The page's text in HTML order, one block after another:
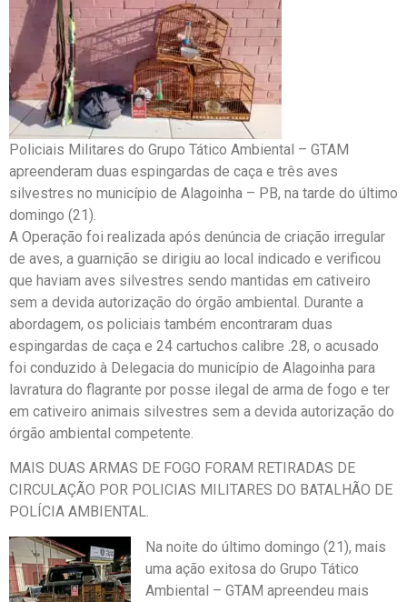
Policiais Militares do Grupo Tático Ambiental – GTAM
apreenderam duas espingardas de caça e três aves
silvestres no município de Alagoinha – PB, na tarde do último
domingo (21).
A Operação foi realizada após denúncia de criação irregular
de aves, a guarnição se dirigiu ao local indicado e verificou
que haviam aves silvestres sendo mantidas em cativeiro
sem a devida autorização do órgão ambiental. Durante a
abordagem, os policiais também encontraram duas
espingardas de caça e 24 cartuchos calibre .28, o acusado
foi conduzido à Delegacia do município de Alagoinha para
lavratura do flagrante por posse ilegal de arma de fogo e ter
em cativeiro animais silvestres sem a devida autorização do
órgão ambiental competente.
MAIS DUAS ARMAS DE FOGO FORAM RETIRADAS DE
CIRCULAÇÃO POR POLICIAS MILITARES DO BATALHÃO DE
POLÍCIA AMBIENTAL.
Na noite do último domingo (21), mais
uma ação exitosa do Grupo Tático
Ambiental – GTAM apreendeu mais